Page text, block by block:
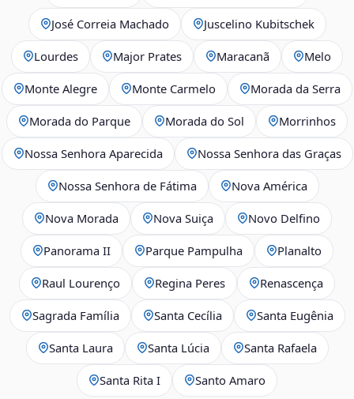
José Correia Machado Juscelino Kubitschek
Lourdes Major Prates Maracanã Melo
Monte Alegre Monte Carmelo Morada da Serra
Morada do Parque Morada do Sol Morrinhos
Nossa Senhora Aparecida Nossa Senhora das Graças
Nossa Senhora de Fátima Nova América
Nova Morada Nova Suiça Novo Delfino
Panorama II Parque Pampulha Planalto
Raul Lourenço Regina Peres Renascença
Sagrada Família Santa Cecília Santa Eugênia
Santa Laura Santa Lúcia Santa Rafaela
Santa Rita I Santo Amaro